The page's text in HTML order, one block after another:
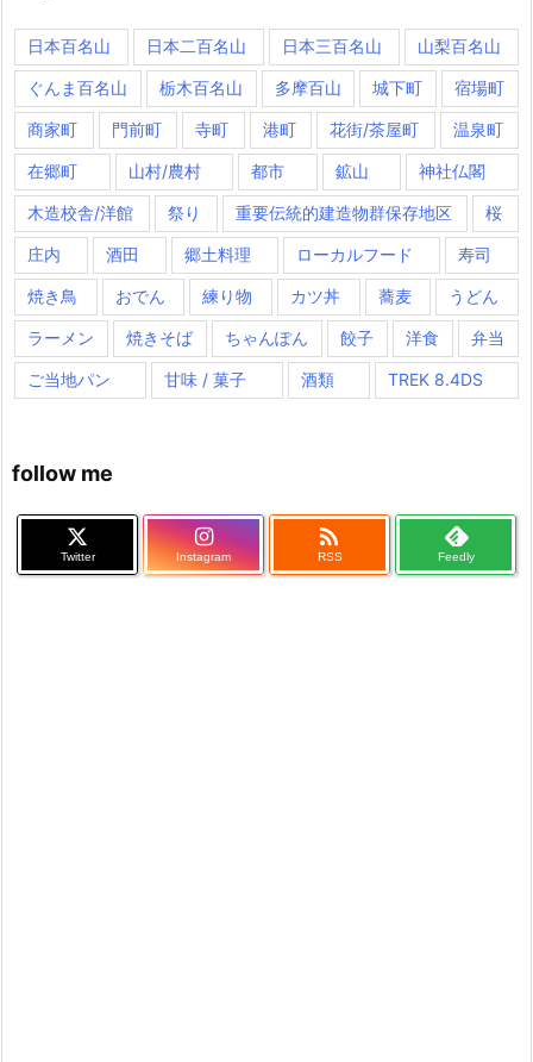
日本百名山 日本二百名山 日本三百名山 山梨百名山
ぐんま百名山 栃木百名山 多摩百山 城下町 宿場町
商家町 門前町 寺町 港町 花街/茶屋町 温泉町
在郷町 山村/農村 都市 鉱山 神社仏閣
木造校舎/洋館 祭り 重要伝統的建造物群保存地区 桜
庄内 酒田 郷土料理 ローカルフード 寿司
焼き鳥 おでん 練り物 カツ丼 蕎麦 うどん
ラーメン 焼きそば ちゃんぽん 餃子 洋食 弁当
ご当地パン 甘味 / 菓子 酒類 TREK 8.4DS
follow me
Twitter Instagram

RSS Feedly